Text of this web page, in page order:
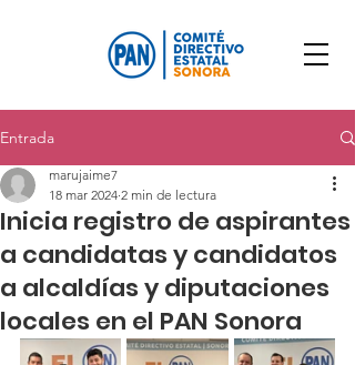
Entrada
Inicia registro de aspirantes
a candidatas y candidatos
a alcaldías y diputaciones
locales en el PAN Sonora
marujaime7
18 mar 2024 2 min de lectura